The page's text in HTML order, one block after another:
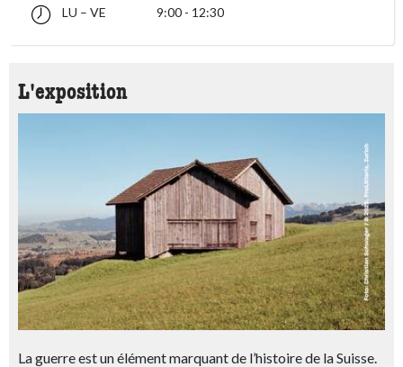
accessibility.sr-only.opening_hours
lundi jusqu’à vendredi 09:00 - 12:30
LU – VE 9:00 - 12:30
L'exposition
La guerre est un élément marquant de l’histoire de la Suisse.